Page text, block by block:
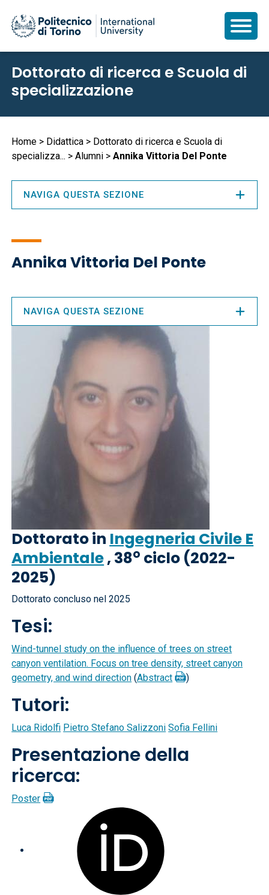
contenuto
principale
Dottorato di ricerca e Scuola di
specializzazione
Briciole
di
pane
Home Didattica
Dottorato di ricerca e Scuola di
specializza...
Alumni Annika Vittoria Del Ponte
Annika Vittoria Del Ponte
Dottorato in Ingegneria Civile E
Ambientale, 38o ciclo (2022-
2025)
Dottorato concluso nel 2025
Tesi:
Wind-tunnel study on the influence of trees on street
canyon ventilation. Focus on tree density, street canyon
geometry, and wind direction (Abstract )
Tutori:
Luca Ridolfi Pietro Stefano Salizzoni Sofia Fellini
Presentazione della
ricerca:
Poster
NAVIGA QUESTA SEZIONE
NAVIGA QUESTA SEZIONE